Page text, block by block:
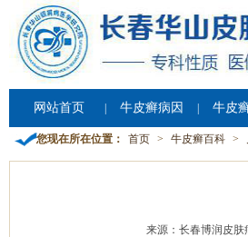
网站首页 牛皮癣病因 牛皮
您现在所在位置： 首页 > 牛皮癣百科 >
来源：长春博润皮肤